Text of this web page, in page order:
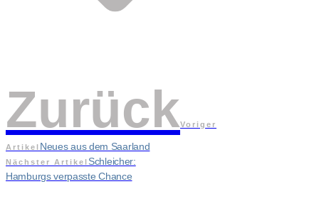
ZurückVoriger
Artikel Neues aus dem Saarland
Nächster Artikel Schleicher:
Hamburgs verpasste Chance